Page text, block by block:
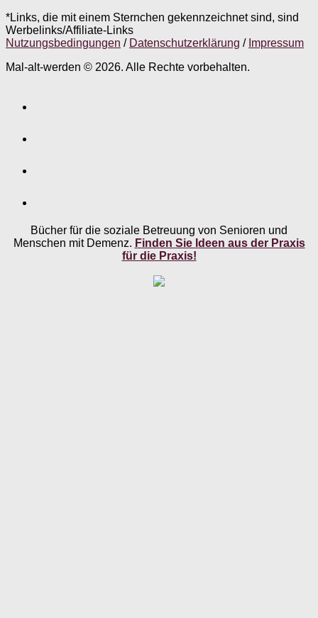
*Links, die mit einem Sternchen gekennzeichnet sind, sind
Werbelinks/Affiliate-Links
Nutzungsbedingungen / Datenschutzerklärung / Impressum
Mal-alt-werden © 2026. Alle Rechte vorbehalten.
Bücher für die soziale Betreuung von Senioren und
Menschen mit Demenz. Finden Sie Ideen aus der Praxis
für die Praxis!